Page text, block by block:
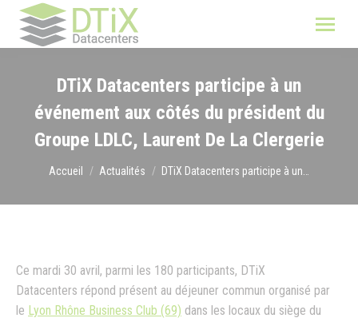
DTiX Datacenters participe à un
événement aux côtés du président du
Groupe LDLC, Laurent De La Clergerie
Vous êtes ici :
Accueil Actualités DTiX Datacenters participe à un…
Ce mardi 30 avril, parmi les 180 participants, DTiX
Datacenters répond présent au déjeuner commun organisé par
le Lyon Rhône Business Club (69) dans les locaux du siège du